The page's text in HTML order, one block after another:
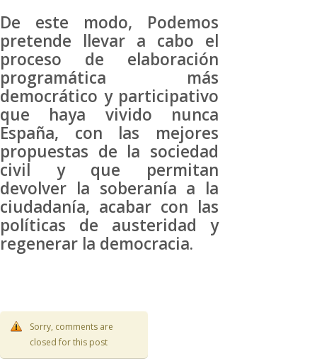
De este modo, Podemos
pretende llevar a cabo el
proceso de elaboración
programática más
democrático y participativo
que haya vivido nunca
España, con las mejores
propuestas de la sociedad
civil y que permitan
devolver la soberanía a la
ciudadanía, acabar con las
políticas de austeridad y
regenerar la democracia.
Sorry, comments are
closed for this post